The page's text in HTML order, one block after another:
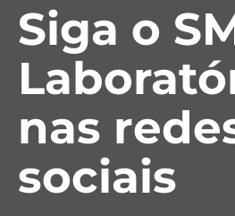
Siga o
nas
sociais